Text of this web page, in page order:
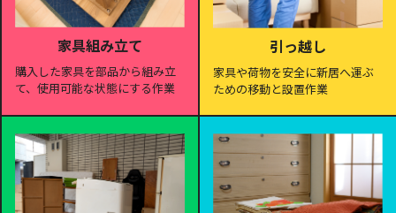
家具組み立て
購入した家具を部品から組み立
て、使用可能な状態にする作業
引っ越し
家具や荷物を安全に新居へ運ぶ
ための移動と設置作業